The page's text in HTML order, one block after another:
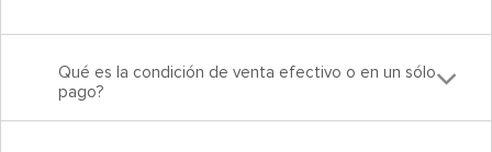
Qué es la condición de venta efectivo o en un sólo
pago?